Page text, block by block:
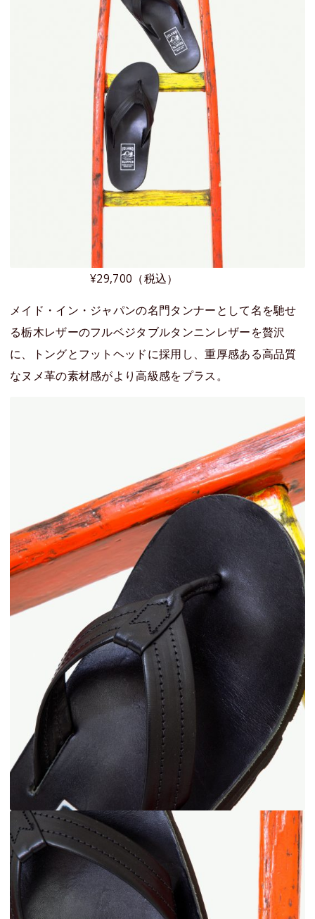
¥29,700（税込）
メイド・イン・ジャパンの名門タンナーとして名を馳せ
る栃木レザーのフルベジタブルタンニンレザーを贅沢
に、トングとフットヘッドに採用し、重厚感ある高品質
なヌメ革の素材感がより高級感をプラス。